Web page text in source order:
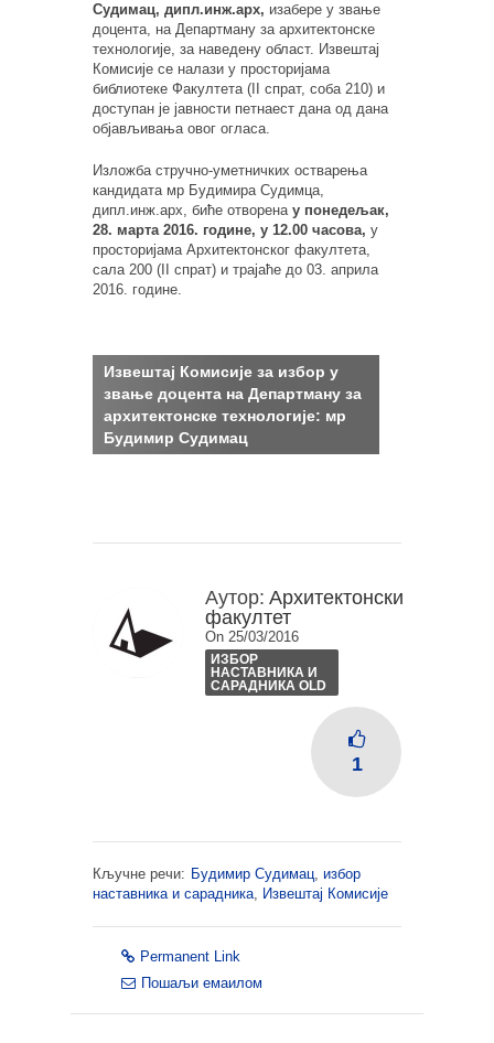
Судимац, дипл.инж.арх, изабере у звање
доцента, на Департману за архитектонске
технологије, за наведену област. Извештај
Комисије се налази у просторијама
библиотеке Факултета (II спрат, соба 210) и
доступан је јавности петнаест дана од дана
објављивања овог огласа.
Изложба стручно-уметничких остварења
кандидата мр Будимира Судимца,
дипл.инж.арх, биће отворена у понедељак,
28. марта 2016. године, у 12.00 часова, у
просторијама Архитектонског факултета,
сала 200 (II спрат) и трајаће до 03. априла
2016. године.
Извештај Комисијe за избор у
звање доцента на Департману за
архитектонске технологије: мр
Будимир Судимац
Аутор: Архитектонски
факултет
On 25/03/2016
ИЗБОР
НАСТАВНИКА И
САРАДНИКА OLD
1
Кључне речи: Будимир Судимац, избор
наставника и сарадника, Извештај Комисије
Permanent Link
Пошаљи емаилом